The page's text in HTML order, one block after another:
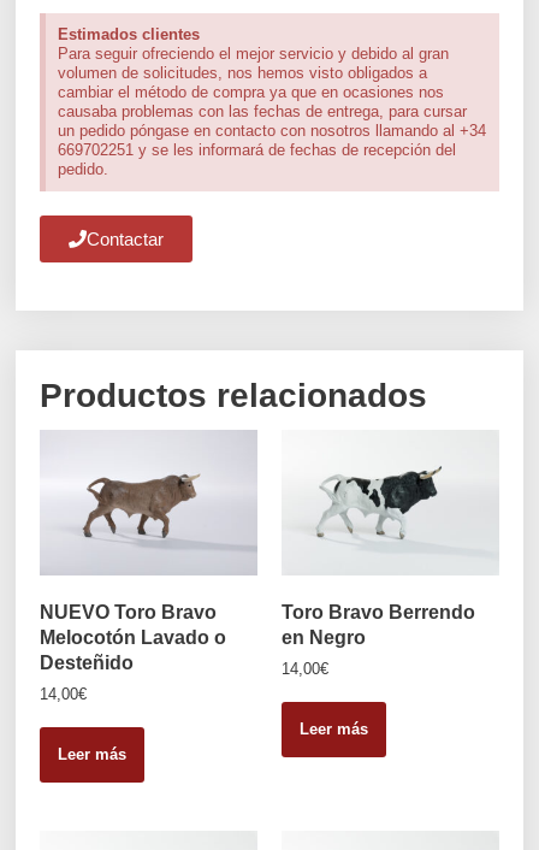
Estimados clientes
Para seguir ofreciendo el mejor servicio y debido al gran
volumen de solicitudes, nos hemos visto obligados a
cambiar el método de compra ya que en ocasiones nos
causaba problemas con las fechas de entrega, para cursar
un pedido póngase en contacto con nosotros llamando al +34
669702251 y se les informará de fechas de recepción del
pedido.
Contactar
Productos relacionados
NUEVO Toro Bravo
Melocotón Lavado o
Desteñido
14,00€
Leer más
Toro Bravo Berrendo
en Negro
14,00€
Leer más